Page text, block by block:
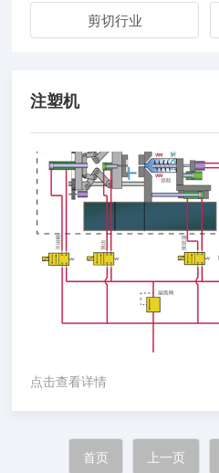
剪切行业
注塑机
点击查看详情
首页 上一页